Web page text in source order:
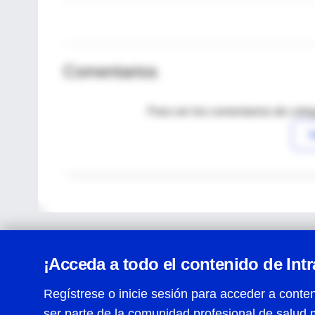
Comentarios
Para ver los comentarios de
¡Acceda a todo el contenido de
Regístrese o inicie sesión para acceder a